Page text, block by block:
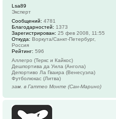
Lsa89
Эксперт
Сообщений: 4781
Благодарностей: 1373
Зарегистрирован: 25 фев 2008, 11:55
Откуда: Воркута/Санкт-Петербург,
Россия
Рейтинг: 596
Аллегро (Теркс и Кайкос)
Дешпортива да Уила (Ангола)
Депортиво Ла Гваира (Венесуэла)
Футболюкас (Литва)
зам. в Гаттео Монте (Сан-Марино)